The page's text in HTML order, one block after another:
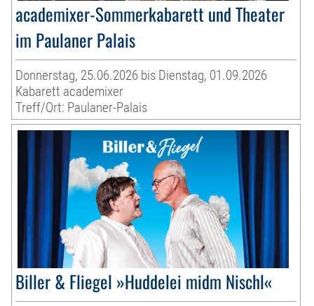
academixer-Sommerkabarett und Theater
im Paulaner Palais
Donnerstag, 25.06.2026 bis Dienstag, 01.09.2026
Kabarett academixer
Treff/Ort: Paulaner-Palais
Biller & Fliegel »Huddelei midm Nischl«